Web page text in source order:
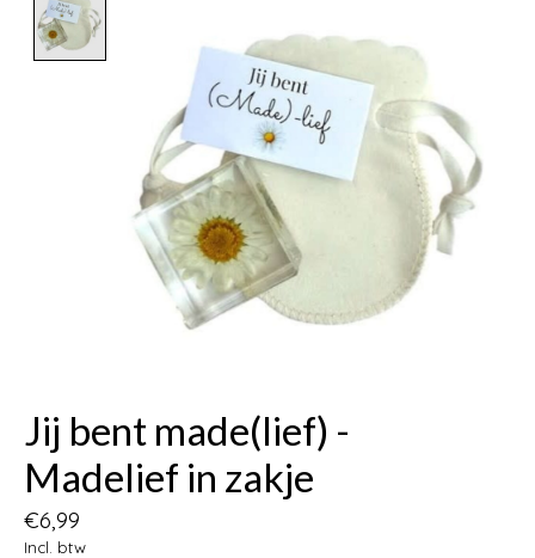
Jij bent made(lief) -
Madelief in zakje
€6,99
Incl. btw